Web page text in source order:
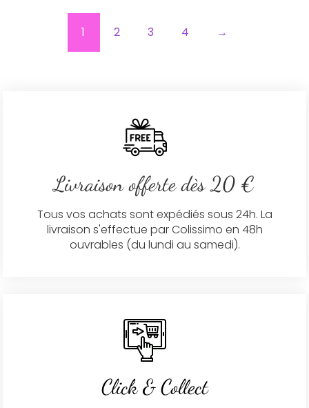
1 2 3 4 →
Livraison offerte dès 20 €
Tous vos achats sont expédiés sous 24h. La
livraison s'effectue par Colissimo en 48h
ouvrables (du lundi au samedi).
Click & Collect